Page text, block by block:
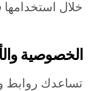
خلال استخدامها
الخصوصية
تساعدك روابط